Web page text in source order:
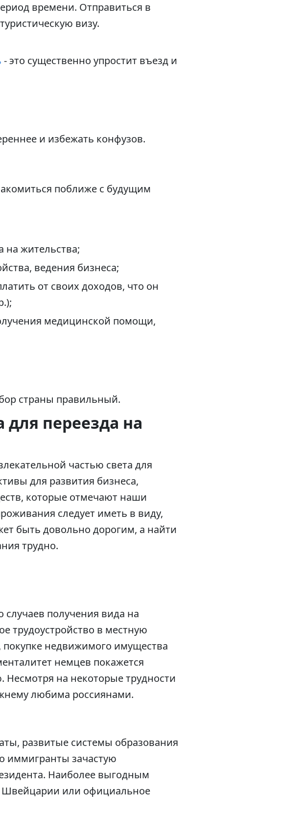
времени. Отправиться в
визу.
- это существенно упростит въезд и
и избежать конфузов.
поближе с будущим
на жительства;
ведения бизнеса;
от своих доходов, что он
медицинской помощи,
страны правильный.
для переезда на
частью света для
для развития бизнеса,
которые отмечают наши
следует иметь в виду,
быть довольно дорогим, а найти
трудно.
случаев получения вида на
трудоустройство в местную
недвижимого имущества
немцев покажется
на некоторые трудности
любима россиянами.
развитые системы образования
иммигранты зачастую
Наиболее выгодным
Швейцарии или официальное